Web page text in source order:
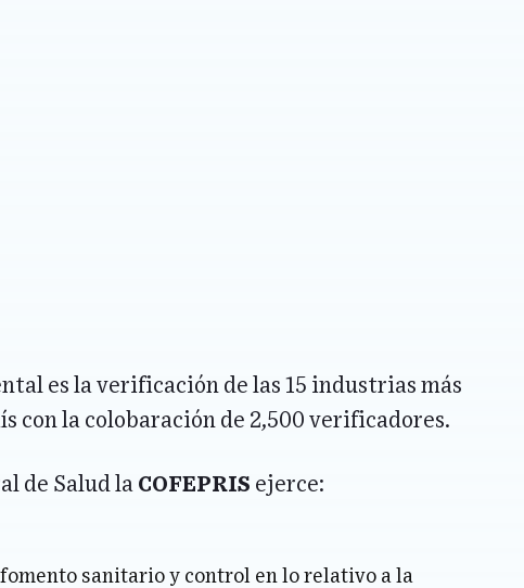
es la verificación de las 15 industrias más
con la colobaración de 2,500 verificadores.
de Salud la COFEPRIS ejerce:
sanitario y control en lo relativo a la